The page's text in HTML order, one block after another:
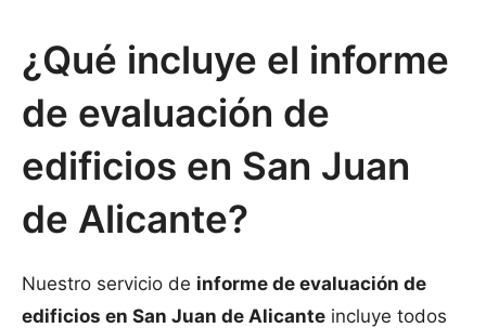
¿Qué incluye el informe
de evaluación de
edificios en San Juan
de Alicante?
Nuestro servicio de informe de evaluación de
edificios en San Juan de Alicante incluye todos